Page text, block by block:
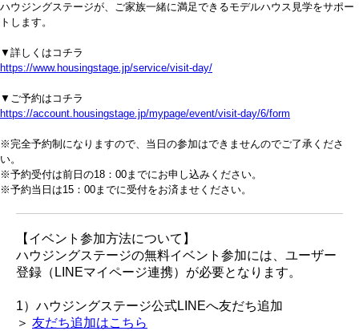
ハウジングステージが、ご家族一緒に満足できるモデルハウス見学をサポー
トします。
▼詳しくはコチラ
https://www.housingstage.jp/service/visit-day/
▼ご予約はコチラ
https://account.housingstage.jp/mypage/event/visit-day/6/form
※完全予約制になりますので、当日の参加はできませんのでご了承くださ
い。
※予約受付は前日の18：00までにお申し込みください。
※予約当日は15：00までに受付をお済ませください。
【イベント参加方法について】
ハウジングステージの無料イベント参加には、ユーザー
登録（LINEマイページ連携）が必要となります。
1）ハウジングステージ公式LINEへ友だち追加
＞ 友だち追加はこちら